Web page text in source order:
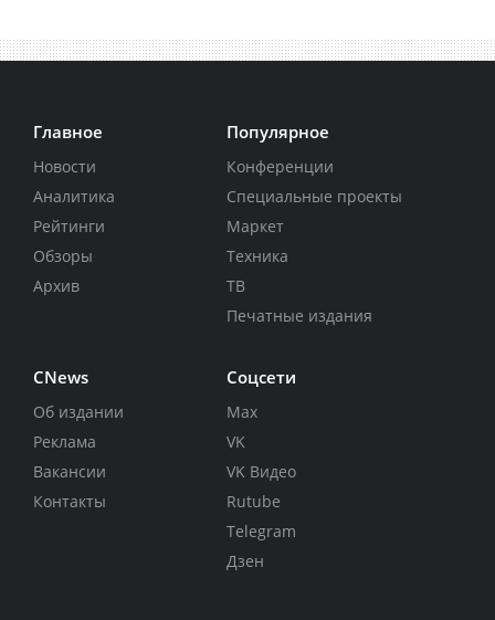
Главное
Новости
Аналитика
Рейтинги
Обзоры
Архив
Популярное
Конференции
Специальные проекты
Маркет
Техника
ТВ
Печатные издания
CNews
Об издании
Реклама
Вакансии
Контакты
Соцсети
Max
VK
VK Видео
Rutube
Telegram
Дзен